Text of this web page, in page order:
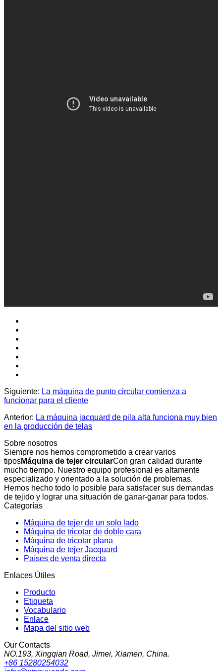
Siguiente: La máquina de punto circular comienza a
funcionar para el cliente
Anterior: La máquina jacquard de pila alta funciona muy bien
en la producción de telas
Sobre nosotros
Siempre nos hemos comprometido a crear varios
tiposMáquina de tejer circularCon gran calidad durante
mucho tiempo. Nuestro equipo profesional es altamente
especializado y orientado a la solución de problemas.
Hemos hecho todo lo posible para satisfacer sus demandas
de tejido y lograr una situación de ganar-ganar para todos.
Categorías
Máquina de tejer de un solo lado
Máquina de tricotar de doble cara
Máquina de tricotar plana
Máquina de tejer Jacquard
Países de venta directa
Enlaces Útiles
Producto
Etiqueta
Vocabulario
Enlace
Mapa del sitio web
Our Contacts
NO.193, Xingqian Road, Jimei, Xiamen, China.
+86 15280254032